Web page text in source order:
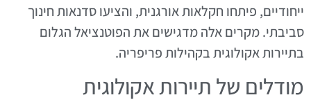
ייחודיים, פיתחו חקלאות אורגנית, והציעו סדנאות חינוך
סביבתי. מקרים אלה מדגישים את הפוטנציאל הגלום
בתיירות אקולוגית בקהילות פריפריה.
מודלים של תיירות אקולוגית